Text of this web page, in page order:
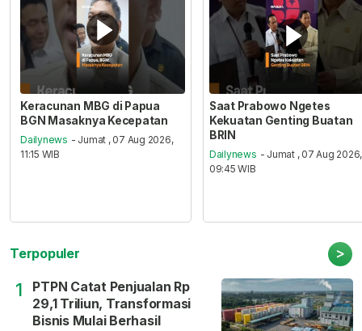
Keracunan MBG di Papua
BGN Masaknya Kecepatan
Dailynews - Jumat , 07 Aug 2026,
11:15 WIB
Saat Prabowo Ngetes
Kekuatan Genting Buatan
BRIN
Dailynews - Jumat , 07 Aug 2026,
09:45 WIB
Terpopuler >
1
PTPN Catat Penjualan Rp
29,1 Triliun, Transformasi
Bisnis Mulai Berhasil